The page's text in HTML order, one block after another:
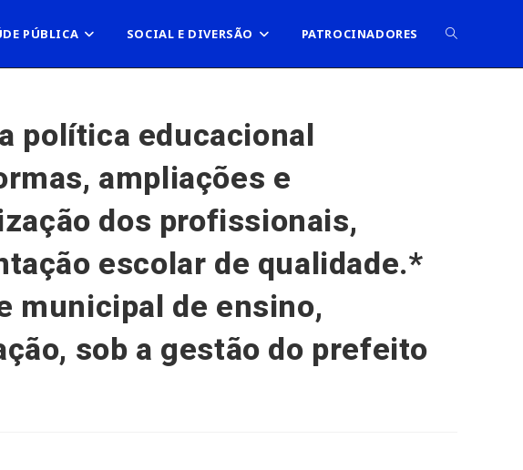
PÚBLICA SOCIAL E DIVERSÃO PATROCINADORES ALTERNAR
política educacional
ampliações e
dos profissionais,
escolar de qualidade.*
municipal de ensino,
sob a gestão do prefeito